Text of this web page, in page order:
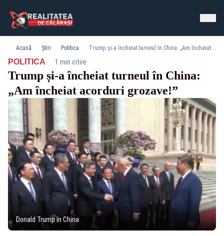
Acasă Știri Politica Trump și-a încheiat turneul în China: „Am încheiat acorduri grozave!”
POLITICA· 1 min citire
Trump și-a încheiat turneul în China:
„Am încheiat acorduri grozave!”
Donald Trump în China